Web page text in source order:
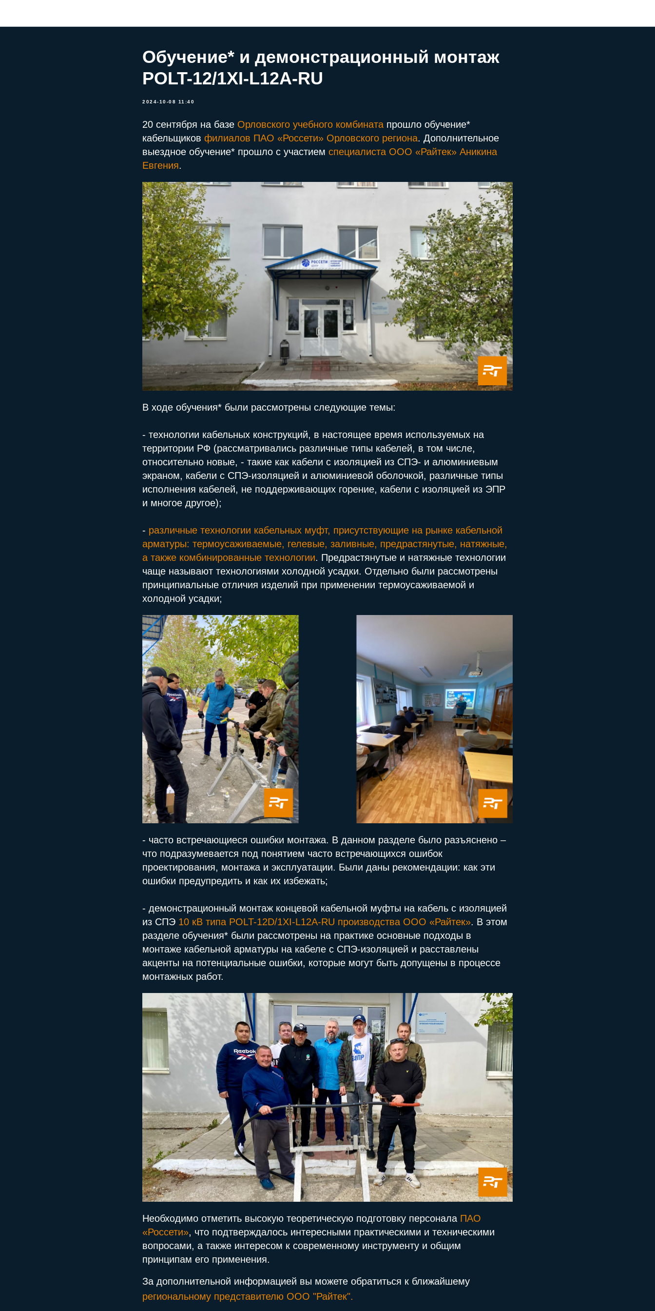
Обучение* и демонстрационный монтаж
POLT-12/1XI-L12A-RU
2024-10-08 11:40
20 сентября на базе Орловского учебного комбината прошло обучение*
кабельщиков филиалов ПАО «Россети» Орловского региона. Дополнительное
выездное обучение* прошло с участием специалиста ООО «Райтек» Аникина
Евгения.
В ходе обучения* были рассмотрены следующие темы:
- технологии кабельных конструкций, в настоящее время используемых на
территории РФ (рассматривались различные типы кабелей, в том числе,
относительно новые, - такие как кабели с изоляцией из СПЭ- и алюминиевым
экраном, кабели с СПЭ-изоляцией и алюминиевой оболочкой, различные типы
исполнения кабелей, не поддерживающих горение, кабели с изоляцией из ЭПР
и многое другое);
- различные технологии кабельных муфт, присутствующие на рынке кабельной
арматуры: термоусаживаемые, гелевые, заливные, предрастянутые, натяжные,
а также комбинированные технологии. Предрастянутые и натяжные технологии
чаще называют технологиями холодной усадки. Отдельно были рассмотрены
принципиальные отличия изделий при применении термоусаживаемой и
холодной усадки;
- часто встречающиеся ошибки монтажа. В данном разделе было разъяснено –
что подразумевается под понятием часто встречающихся ошибок
проектирования, монтажа и эксплуатации. Были даны рекомендации: как эти
ошибки предупредить и как их избежать;
- демонстрационный монтаж концевой кабельной муфты на кабель с изоляцией
из СПЭ 10 кВ типа POLT-12D/1XI-L12A-RU производства ООО «Райтек». В этом
разделе обучения* были рассмотрены на практике основные подходы в
монтаже кабельной арматуры на кабеле с СПЭ-изоляцией и расставлены
акценты на потенциальные ошибки, которые могут быть допущены в процессе
монтажных работ.
Необходимо отметить высокую теоретическую подготовку персонала ПАО
«Россети», что подтверждалось интересными практическими и техническими
вопросами, а также интересом к современному инструменту и общим
принципам его применения.
За дополнительной информацией вы можете обратиться к ближайшему
региональному представителю ООО "Райтек".